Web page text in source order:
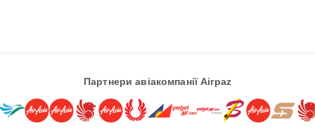
Партнери авіакомпанії Airpaz